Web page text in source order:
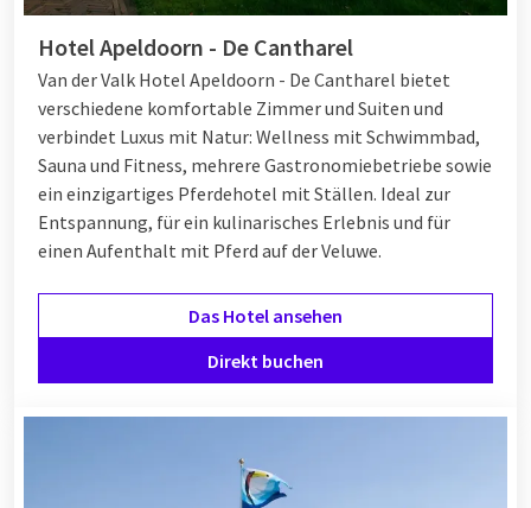
Hotel Apeldoorn - De Cantharel
Van der Valk Hotel Apeldoorn - De Cantharel bietet
verschiedene komfortable Zimmer und Suiten und
verbindet Luxus mit Natur: Wellness mit Schwimmbad,
Sauna und Fitness, mehrere Gastronomiebetriebe sowie
ein einzigartiges Pferdehotel mit Ställen. Ideal zur
Entspannung, für ein kulinarisches Erlebnis und für
einen Aufenthalt mit Pferd auf der Veluwe.
Das Hotel ansehen
Direkt buchen